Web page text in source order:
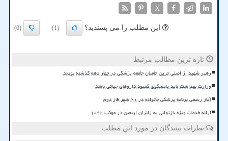
X
این مطلب را می پسندید؟ (1)
(0)
تازه ترین مطالب مرتبط
رهبر شهید از اصلی ترین حامیان جامعه پزشکی در چهار دهه گذشته بودند
وزارت بهداشت باید پاسخگوی کمبود داروهای حیاتی باشد
آغاز رسمی برنامه پزشکی خانواده در ۲۰ شهر فاز دوم
ارائه خدمات ویژه بازتوانی به زائران اربعین در موکب ۱۰۹۲
نظرات بینندگان در مورد این مطلب